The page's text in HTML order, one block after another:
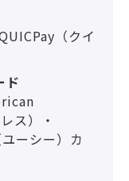
（クイ
ド
ス）・
ーシー）カ